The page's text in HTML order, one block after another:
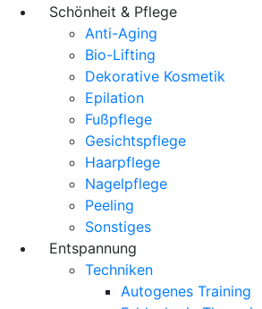
Schönheit & Pflege
Anti-Aging
Bio-Lifting
Dekorative Kosmetik
Epilation
Fußpflege
Gesichtspflege
Haarpflege
Nagelpflege
Peeling
Sonstiges
Entspannung
Techniken
Autogenes Training